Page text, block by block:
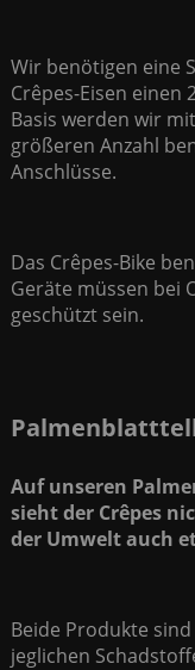
Wir benötigen eine
Crêpes-Eisen einen
Basis werden wir
größeren Anzahl
Anschlüsse.
Das Crêpes-Bike
Geräte müssen bei
geschützt sein.
Auf unseren
sieht der Crêpes
der Umwelt auch
Beide Produkte
jeglichen